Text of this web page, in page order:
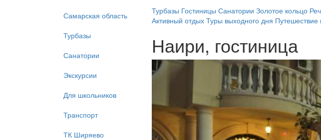
Самарская область
Турбазы
Санатории
Экскурсии
Для школьников
Транспорт
ТК Ширяево
Турбазы Гостиницы Санатории Золотое кольцо
Активный отдых Туры выходного дня Путешествие
Наири, гостиница